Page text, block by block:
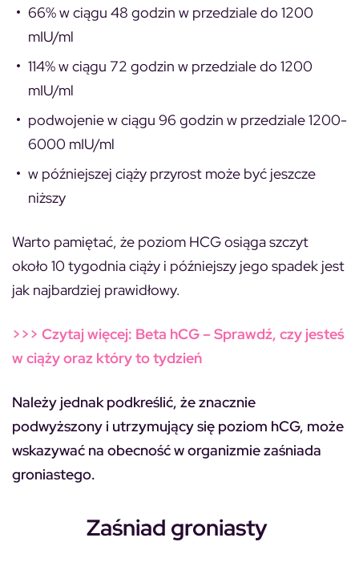
66% w ciągu 48 godzin w przedziale do 1200
mIU/ml
114% w ciągu 72 godzin w przedziale do 1200
mIU/ml
podwojenie w ciągu 96 godzin w przedziale 1200-
6000 mIU/ml
w późniejszej ciąży przyrost może być jeszcze
niższy
Warto pamiętać, że poziom HCG osiąga szczyt
około 10 tygodnia ciąży i późniejszy jego spadek jest
jak najbardziej prawidłowy.
>>> Czytaj więcej: Beta hCG – Sprawdź, czy jesteś
w ciąży oraz który to tydzień
Należy jednak podkreślić, że znacznie
podwyższony i utrzymujący się poziom hCG, może
wskazywać na obecność w organizmie zaśniada
groniastego.
Zaśniad groniasty